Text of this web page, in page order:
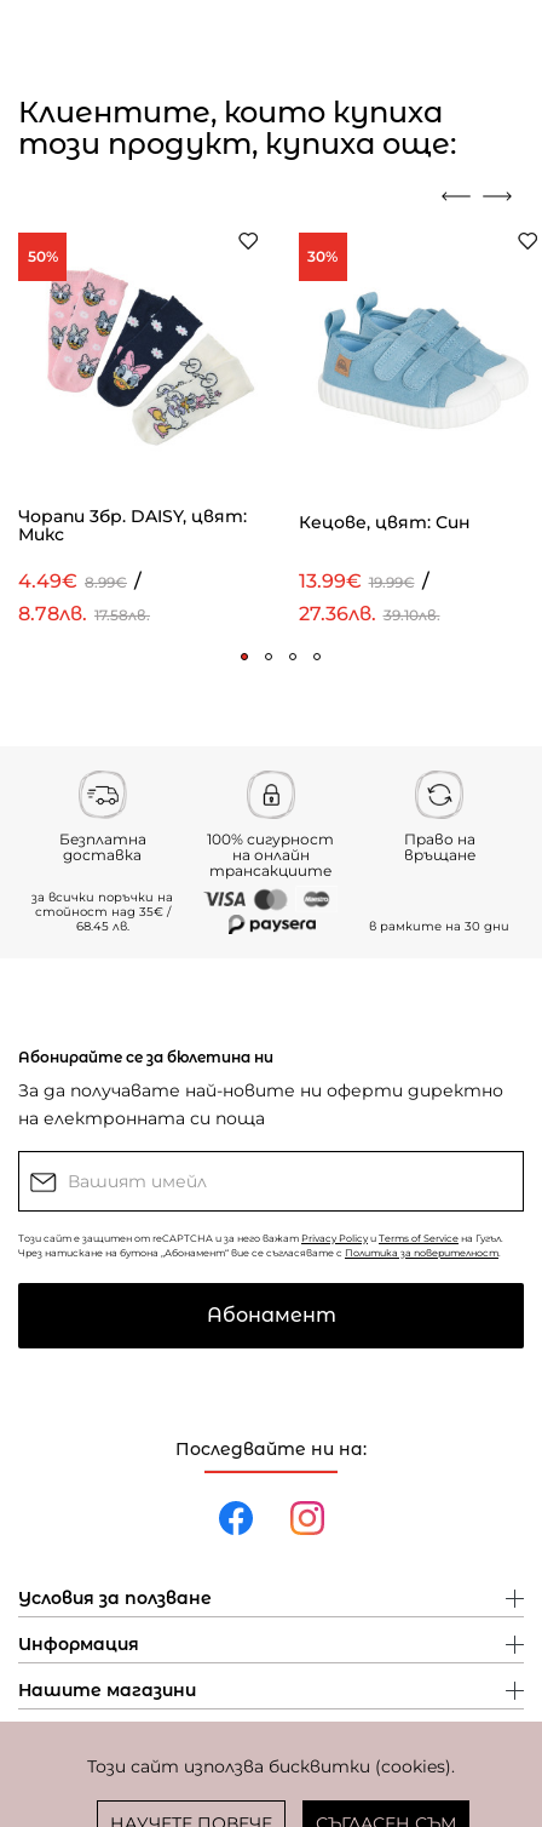
Този сайт използва бисквитки (cookies).
Клиентите, които купиха
този продукт, купиха още:
50%
Чорапи 3бр. DAISY, цвят:
Микс
4.49€ 8.99€ /
8.78лв. 17.58лв.
30%
Кецове, цвят: Син
13.99€ 19.99€ /
27.36лв. 39.10лв.
Безплатна
доставка
за всички поръчки на
стойност над 35€ /
68.45 лв.
100% сигурност
на онлайн
трансакциите
Право на
връщане
в рамките на 30 дни
Последвайте ни на:
Условия за ползване
Информация
Нашите магазини
Абонирайте се за бюлетина ни
За да получавате най-новите ни оферти директно
на електронната си поща
Този сайт е защитен от reCAPTCHA и за него важат Privacy Policy и Terms of Service на Гугъл.
Чрез натискане на бутона „Абонамент“ вие се съгласявате с Политика за поверителност
Абонамент
Фиксиран курс за превалутиране: 1 EUR = 1,95583 BGN